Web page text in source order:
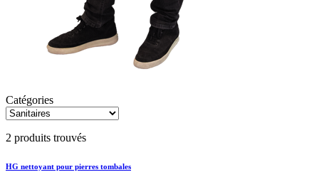
Catégories
2 produits trouvés
HG nettoyant pour pierres tombales